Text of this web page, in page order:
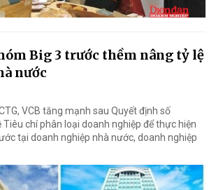
Big 3 trước thềm nâng tỷ lệ
nước
VCB tăng mạnh sau Quyết định số
chí phân loại doanh nghiệp để thực hiện
tại doanh nghiệp nhà nước, doanh nghiệp